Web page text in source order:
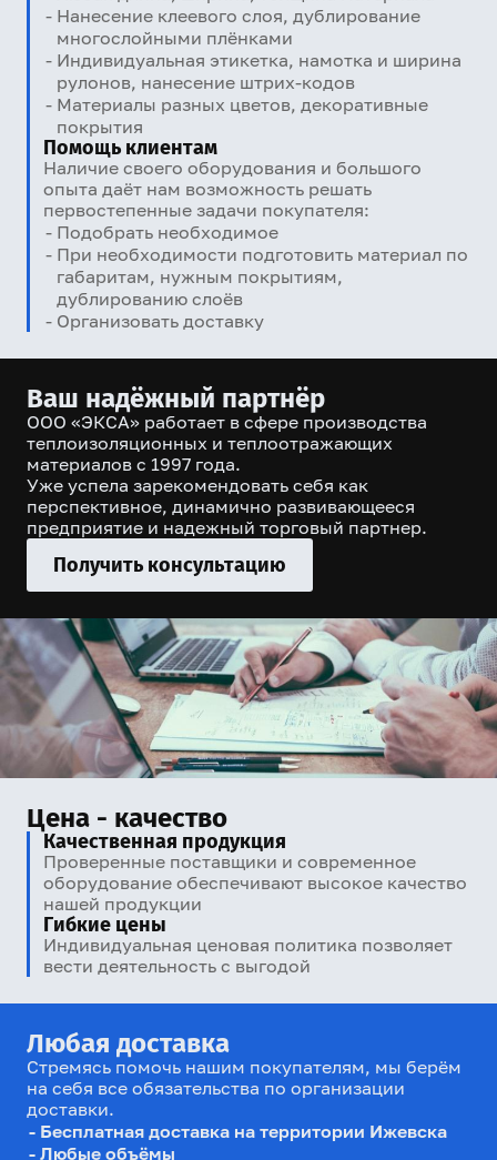
Нанесение клеевого слоя, дублирование
многослойными плёнками
Индивидуальная этикетка, намотка и ширина
рулонов, нанесение штрих-кодов
Материалы разных цветов, декоративные
покрытия
Помощь клиентам
Наличие своего оборудования и большого
опыта даёт нам возможность решать
первостепенные задачи покупателя:
Подобрать необходимое
При необходимости подготовить материал по
габаритам, нужным покрытиям,
дублированию слоёв
Организовать доставку
Ваш надёжный партнёр
ООО «ЭКСА» работает в сфере производства
теплоизоляционных и теплоотражающих
материалов с 1997 года.
Уже успела зарекомендовать себя как
перспективное, динамично развивающееся
предприятие и надежный торговый партнер.
Получить консультацию
Цена - качество
Качественная продукция
Проверенные поставщики и современное
оборудование обеспечивают высокое качество
нашей продукции
Гибкие цены
Индивидуальная ценовая политика позволяет
вести деятельность с выгодой
Любая доставка
Стремясь помочь нашим покупателям, мы берём
на себя все обязательства по организации
доставки.
Бесплатная доставка на территории Ижевска
Любые объёмы